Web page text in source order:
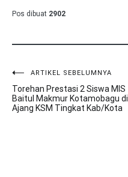
Pos dibuat 2902
Navigasi
pos
ARTIKEL SEBELUMNYA
Torehan Prestasi 2 Siswa MIS
Baitul Makmur Kotamobagu di
Ajang KSM Tingkat Kab/Kota